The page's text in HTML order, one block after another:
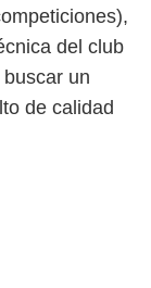
del club
un
de calidad